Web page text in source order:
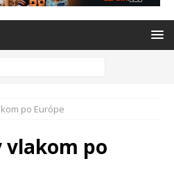
po Európe
vlakom po